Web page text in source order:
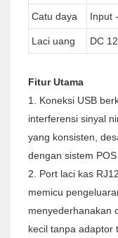
Catu daya Input
Laci uang DC
Fitur Utama
1. Koneksi USB
interferensi sinyal
yang konsisten,
dengan sistem
2. Port laci kas
memicu
menyederhanakan
kecil tanpa adaptor